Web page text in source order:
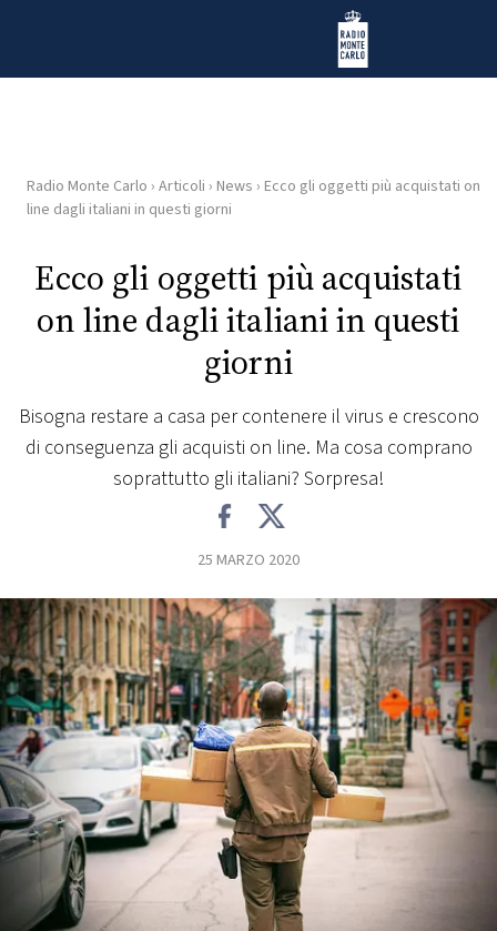
Radio Monte Carlo
HOME
RADIO
WEB
PLAYLIST
CONCORSI
EVENTI
VIDEO
TV
PRINCIPATO
DI
MONACO
Radio Monte Carlo › Articoli › News › Ecco gli oggetti più acquistati on
line dagli italiani in questi giorni
Ecco gli oggetti più acquistati
on line dagli italiani in questi
giorni
Bisogna restare a casa per contenere il virus e crescono
di conseguenza gli acquisti on line. Ma cosa comprano
soprattutto gli italiani? Sorpresa!
25 MARZO 2020